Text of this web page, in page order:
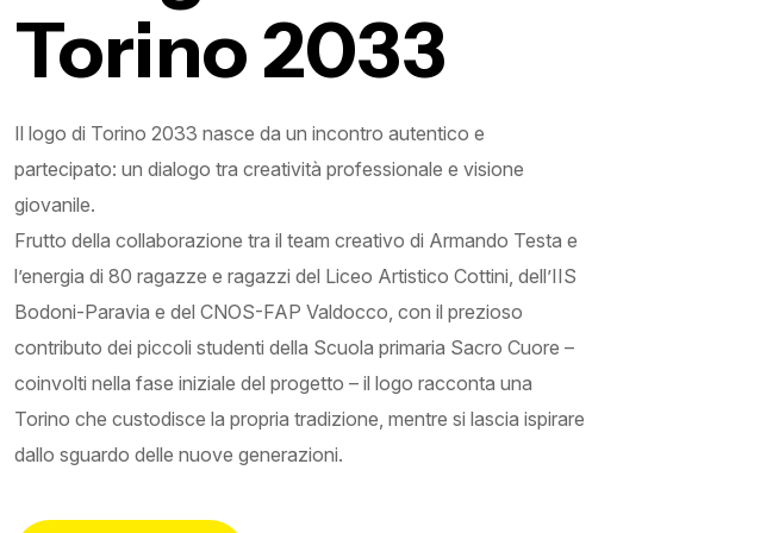
Torino 2033
Il logo di Torino 2033 nasce da un incontro autentico e
partecipato: un dialogo tra creatività professionale e visione
giovanile.
Frutto della collaborazione tra il team creativo di Armando Testa e
l’energia di 80 ragazze e ragazzi del Liceo Artistico Cottini, dell’IIS
Bodoni-Paravia e del CNOS-FAP Valdocco, con il prezioso
contributo dei piccoli studenti della Scuola primaria Sacro Cuore –
coinvolti nella fase iniziale del progetto – il logo racconta una
Torino che custodisce la propria tradizione, mentre si lascia ispirare
dallo sguardo delle nuove generazioni.